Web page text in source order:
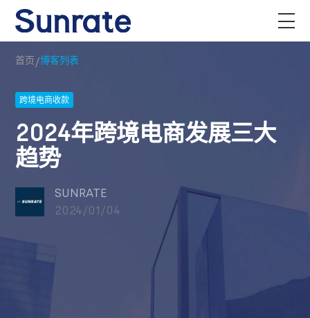
首页/博客列表
跨境电商收款
2024年跨境电商发展三大
趋势
SUNRATE
2024/01/04